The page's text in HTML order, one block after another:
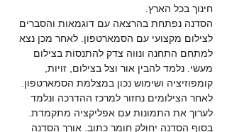
חינוך בכל הארץ.
הסדנה נפתחת בהרצאה עם דוגמאות והסברים
לצילום מקצועי עם הסמארטפון. לאחר מכן נצא
למתחם התחנה ונווה צדק להתנסות בצילום
מעשי. נלמד להבין אור וצל בצילום, זויות,
קומפוזיציה ושימוש נכון במצלמת הסמארטפון.
לאחר הצילומים נחזור למרכז ההדרכה ונלמד
לערוך את התמונות עם אפליקציה מתקמדת.
בסוף הסדנה יחולק חומר כתוב. אורך הסדנה